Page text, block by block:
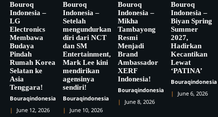
Bouroq
Indonesia –
LG
Electronics
Membawa
Budaya
Pindah
Rumah Korea
Selatan ke
Asia
Tenggara!
Bouraqindonesia
June 12, 2026
Bouroq
Indonesia –
Setelah
mengundurkan
diri dari NCT
dan SM
Entertainment,
Mark Lee kini
mendirikan
agensinya
sendiri!
Bouraqindonesia
June 10, 2026
Bouroq
Indonesia –
Mikha
Tambayong
Resmi
Menjadi
Brand
Ambassador
XERF
Indonesia!
Bouraqindonesia
June 8, 2026
Bouroq
Indonesia –
Biyan Spring
Summer
2027,
Hadirkan
Kecantikan
Lewat
‘PATINA’
Bouraqindonesia
June 6, 2026